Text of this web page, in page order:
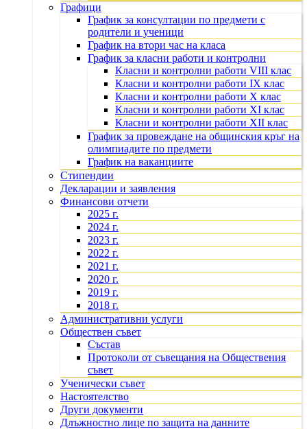
Графици
График за консултации по предмети с
родители и ученици
График на втори час на класа
График за класни работи и контролни
Класни и контролни работи VIII клас
Класни и контролни работи IX клас
Класни и контролни работи X клас
Класни и контролни работи XI клас
Класни и контролни работи XII клас
График за провеждане на общинския кръг на
олимпиадите по предмети
График на ваканциите
Стипендии
Декларации и заявления
Финансови отчети
2025 г.
2024 г.
2023 г.
2022 г.
2021 г.
2020 г.
2019 г.
2018 г.
Административни услуги
Обществен съвет
Състав
Протоколи от съвещания на Обществения
съвет
Ученически съвет
Настоятелство
Други документи
Длъжностно лице по защита на данните